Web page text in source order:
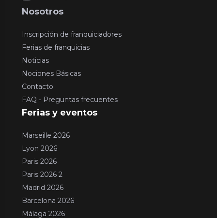
Nosotros
Inscripción de franquiciadores
Ferias de franquicias
Noticias
Nociones Básicas
Contacto
FAQ - Preguntas frecuentes
Ferias y eventos
Marseille 2026
Lyon 2026
Paris 2026
Paris 2026 2
Madrid 2026
Barcelona 2026
Málaga 2026